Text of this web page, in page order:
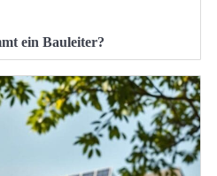
ein Bauleiter?